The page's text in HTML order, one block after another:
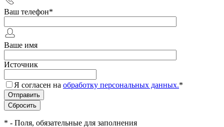
Ваш телефон*
Ваше имя
Источник
Я согласен на обработку персональных данных.*
* - Поля, обязательные для заполнения